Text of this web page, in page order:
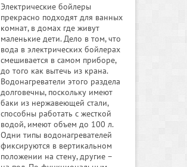
Электрические бойлеры
прекрасно подходят для ванных
комнат, в домах где живут
маленькие дети. Дело в том, что
вода в электрических бойлерах
смешивается в самом приборе,
до того как вытечь из крана.
Водонагреватели этого раздела
долговечны, поскольку имеют
баки из нержавеющей стали,
способны работать с жесткой
водой, имеют объем до 100 л.
Одни типы водонагревателей
фиксируются в вертикальном
положении на стену, другие –